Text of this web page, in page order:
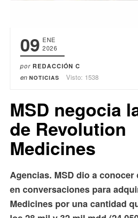
09 ENE
2026
por REDACCIÓN C
en NOTICIAS Visto: 1538
MSD negocia
de Revolution
Medicines
Agencias. MSD dio a conocer
en conversaciones para
Medicines por una cantidad